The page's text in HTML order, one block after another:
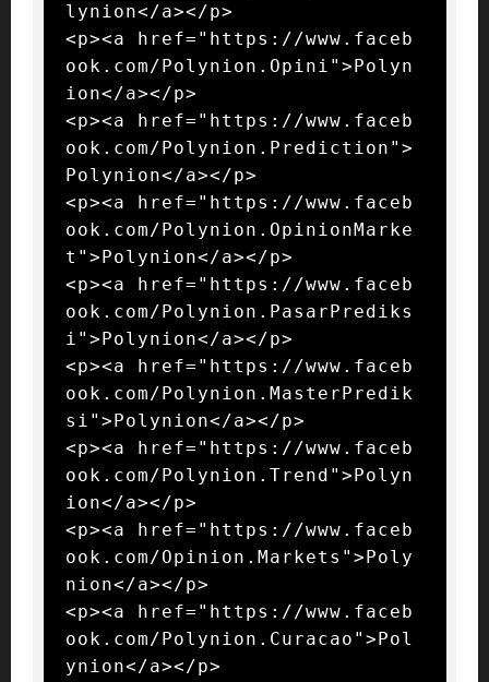
lynion</a></p>
<p><a href="https://www.faceb
ook.com/Polynion.Opini">Polyn
ion</a></p>
<p><a href="https://www.faceb
ook.com/Polynion.Prediction">
Polynion</a></p>
<p><a href="https://www.faceb
ook.com/Polynion.OpinionMarke
t">Polynion</a></p>
<p><a href="https://www.faceb
ook.com/Polynion.PasarPrediks
i">Polynion</a></p>
<p><a href="https://www.faceb
ook.com/Polynion.MasterPredik
si">Polynion</a></p>
<p><a href="https://www.faceb
ook.com/Polynion.Trend">Polyn
ion</a></p>
<p><a href="https://www.faceb
ook.com/Opinion.Markets">Poly
nion</a></p>
<p><a href="https://www.faceb
ook.com/Polynion.Curacao">Pol
ynion</a></p>